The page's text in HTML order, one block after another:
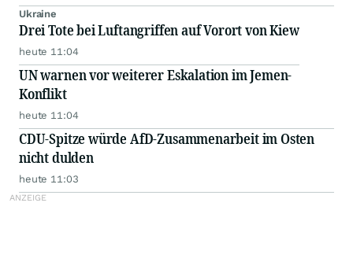
Ukraine
Drei Tote bei Luftangriffen auf Vorort von Kiew
heute 11:04
UN warnen vor weiterer Eskalation im Jemen-
Konflikt
heute 11:04
CDU-Spitze würde AfD-Zusammenarbeit im Osten
nicht dulden
heute 11:03